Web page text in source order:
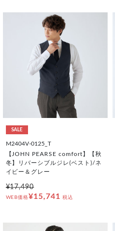
SALE
M2404V-0125_T
【JOHN PEARSE comfort】【秋
冬】リバーシブルジレ(ベスト)/ネ
イビー＆グレー
¥17,490
WEB価格¥15,741 税込